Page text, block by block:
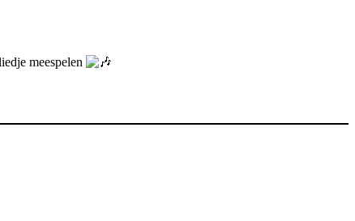
meespelen